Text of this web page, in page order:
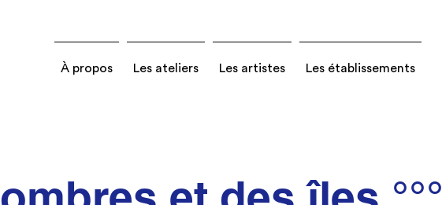
À propos Les ateliers Les artistes Les établissements